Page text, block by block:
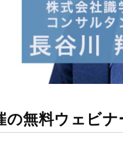
無料ウェビナ